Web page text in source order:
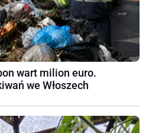
wart milion euro.
we Włoszech